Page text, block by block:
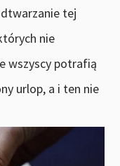
tej
nie
wszyscy potrafią
urlop, a i ten nie